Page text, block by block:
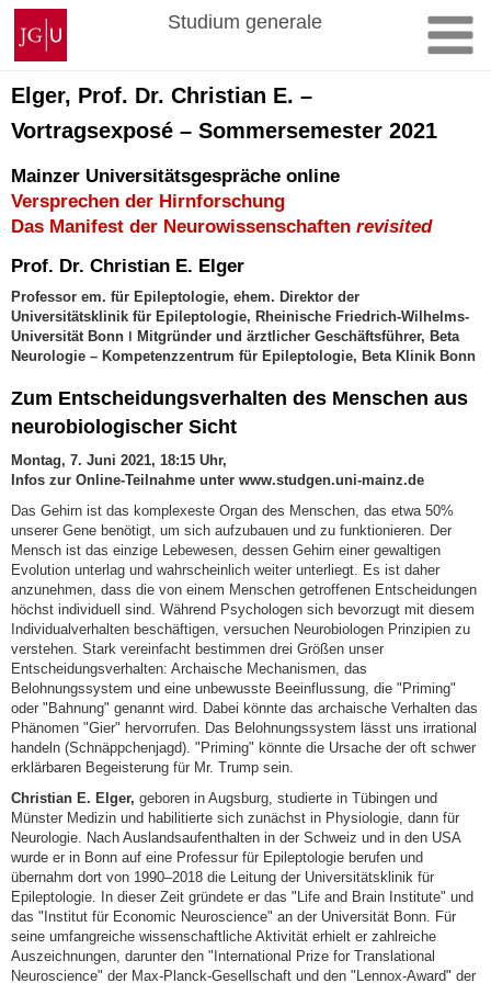
Zum
Inhalt
springen
Johannes
Gutenberg-
Universität
Mainz
Studium generale
Elger, Prof. Dr. Christian E. –
Vortragsexposé – Sommersemester 2021
Mainzer Universitätsgespräche online
Versprechen der Hirnforschung
Das Manifest der Neurowissenschaften revisited
Prof. Dr. Christian E. Elger
Professor em. für Epileptologie, ehem. Direktor der
Universitätsklinik für Epileptologie, Rheinische Friedrich-Wilhelms-
Universität Bonn ǀ Mitgründer und ärztlicher Geschäftsführer, Beta
Neurologie – Kompetenzzentrum für Epileptologie, Beta Klinik Bonn
Zum Entscheidungsverhalten des Menschen aus
neurobiologischer Sicht
Montag, 7. Juni 2021, 18:15 Uhr,
Infos zur Online-Teilnahme unter www.studgen.uni-mainz.de
Das Gehirn ist das komplexeste Organ des Menschen, das etwa 50%
unserer Gene benötigt, um sich aufzubauen und zu funktionieren. Der
Mensch ist das einzige Lebewesen, dessen Gehirn einer gewaltigen
Evolution unterlag und wahrscheinlich weiter unterliegt. Es ist daher
anzunehmen, dass die von einem Menschen getroffenen Entscheidungen
höchst individuell sind. Während Psychologen sich bevorzugt mit diesem
Individualverhalten beschäftigen, versuchen Neurobiologen Prinzipien zu
verstehen. Stark vereinfacht bestimmen drei Größen unser
Entscheidungsverhalten: Archaische Mechanismen, das
Belohnungssystem und eine unbewusste Beeinflussung, die "Priming"
oder "Bahnung" genannt wird. Dabei könnte das archaische Verhalten das
Phänomen "Gier" hervorrufen. Das Belohnungssystem lässt uns irrational
handeln (Schnäppchenjagd). "Priming" könnte die Ursache der oft schwer
erklärbaren Begeisterung für Mr. Trump sein.
Christian E. Elger, geboren in Augsburg, studierte in Tübingen und
Münster Medizin und habilitierte sich zunächst in Physiologie, dann für
Neurologie. Nach Auslandsaufenthalten in der Schweiz und in den USA
wurde er in Bonn auf eine Professur für Epileptologie berufen und
übernahm dort von 1990–2018 die Leitung der Universitätsklinik für
Epileptologie. In dieser Zeit gründete er das "Life and Brain Institute" und
das "Institut für Economic Neuroscience" an der Universität Bonn. Für
seine umfangreiche wissenschaftliche Aktivität erhielt er zahlreiche
Auszeichnungen, darunter den "International Prize for Translational
Neuroscience" der Max-Planck-Gesellschaft und den "Lennox-Award" der